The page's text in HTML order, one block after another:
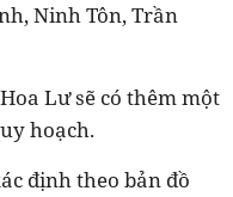
Ninh Tôn, Trần
Lư sẽ có thêm một
hoạch.
định theo bản đồ